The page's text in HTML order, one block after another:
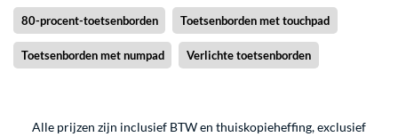
80-procent-toetsenborden Toetsenborden met touchpad
Toetsenborden met numpad Verlichte toetsenborden
Alle prijzen zijn inclusief BTW en thuiskopieheffing, exclusief